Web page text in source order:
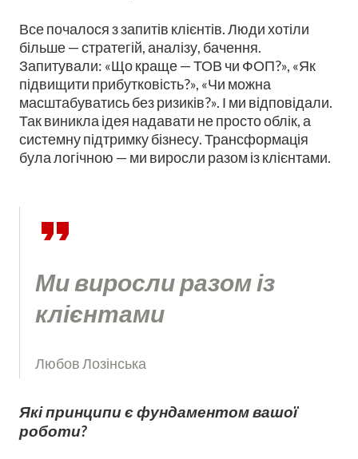
Все почалося з запитів клієнтів. Люди хотіли
більше — стратегій, аналізу, бачення.
Запитували: «Що краще — ТОВ чи ФОП?», «Як
підвищити прибутковість?», «Чи можна
масштабуватись без ризиків?». І ми відповідали.
Так виникла ідея надавати не просто облік, а
системну підтримку бізнесу. Трансформація
була логічною — ми виросли разом із клієнтами.
Ми виросли разом із
клієнтами
Любов Лозінська
Які принципи є фундаментом вашої
роботи?